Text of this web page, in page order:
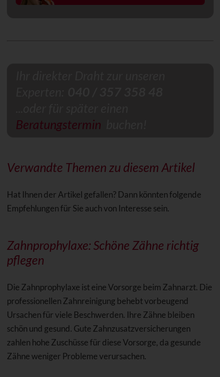
Beratungstermin
Verwandte Themen zu diesem Artikel
Hat Ihnen der Artikel gefallen? Dann könnten folgende
Empfehlungen für Sie auch von Interesse sein.
Zahnprophylaxe: Schöne Zähne richtig
pflegen
Die Zahnprophylaxe ist eine Vorsorge beim Zahnarzt. Die
professionellen Zahnreinigung behebt vorbeugend
Ursachen für viele Beschwerden. Ihre Zähne bleiben
schön und gesund. Gute Zahnzusatzversicherungen
zahlen hohe Zuschüsse für diese Vorsorge, da gesunde
Zähne weniger Probleme verursachen.